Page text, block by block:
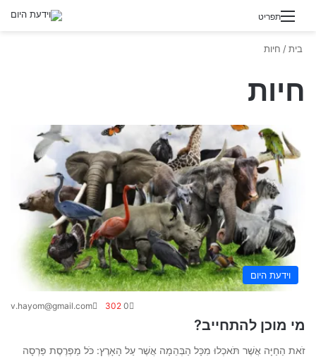
תפריט
בית/ חיות
חיות
וידעת היום
v.hayom@gmail.com 0
מי מוכן להתחייב?
זֹאת הַחַיָּה אֲשֶׁר תֹּאכְלוּ מִכָּל הַבְּהֵמָה אֲשֶׁר עַל הָאָרֶץ: כֹּל מַפְרֶסֶת פַּרְסָה